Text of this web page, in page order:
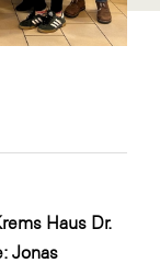
Haus Dr.
Jonas